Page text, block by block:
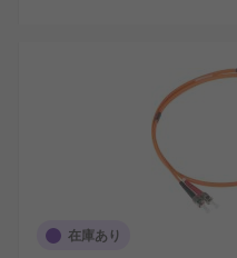
ケーブル、パッチパ
端部品など、通信配
ーションを提供して
Siemens：産業用
応する光ファイバケ
や制御ネットワーク
す。
在庫あり